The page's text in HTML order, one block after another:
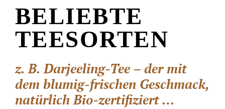
BELIEBTE
TEESORTEN
z. B. Darjeeling-Tee – der mit
dem blumig-frischen Geschmack,
natürlich Bio-zertifiziert …